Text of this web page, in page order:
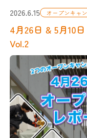
入試FAQ／お問い合わ
・総合型選抜
・学校推薦型選抜
・一般選抜
・外国人留学生試験
・大学院入試
2026.6.15 オープンキャ
4月26日 & 5月10
Vol.2